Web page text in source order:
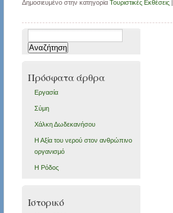
Δημοσιευμένο στην κατηγορία Τουριστικές Εκθέσεις|
για:
Πρόσφατα άρθρα
Εργασία
Σύμη
Χάλκη Δωδεκανήσου
Η Αξία του νερού στον ανθρώπινο
οργανισμό
Η Ρόδος
Ιστορικό